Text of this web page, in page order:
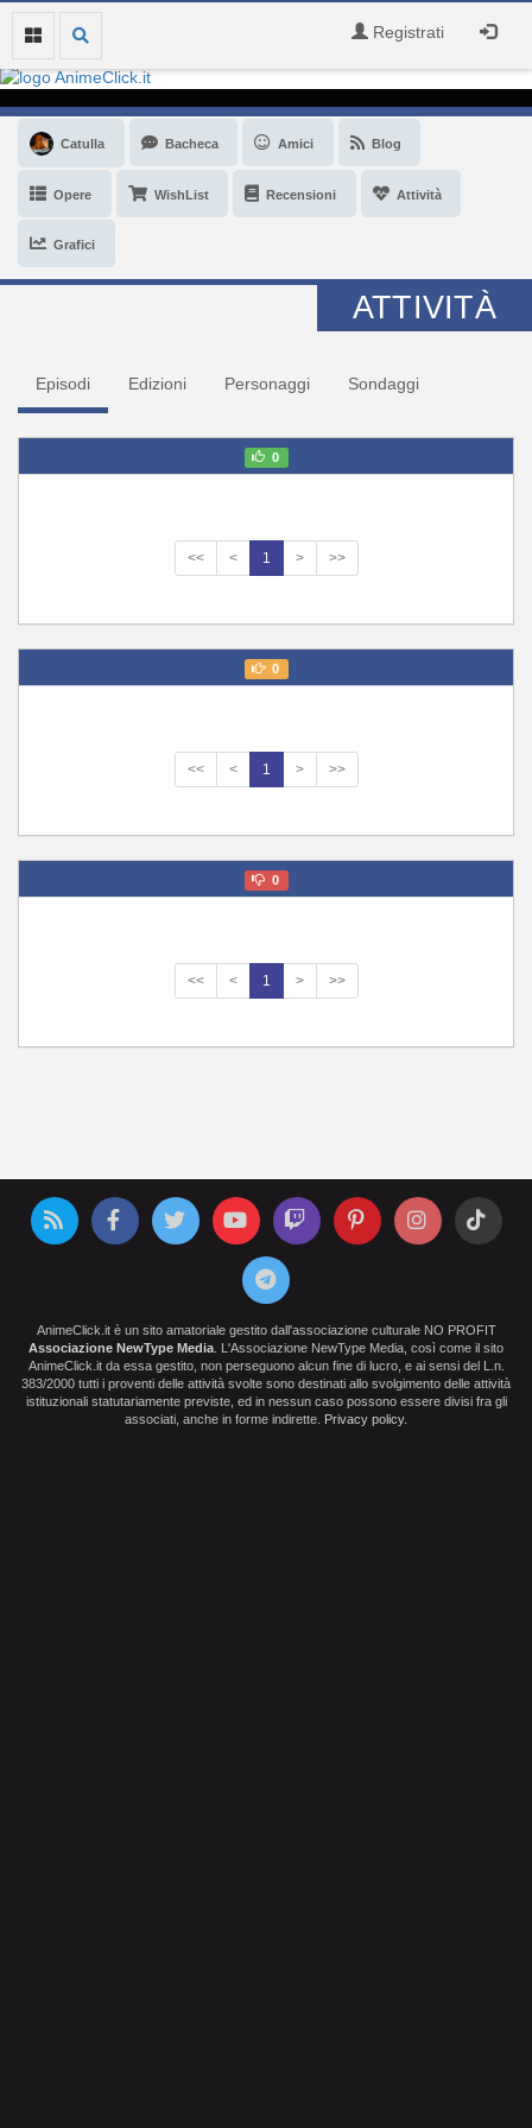
Registrati
Catulla Bacheca Amici Blog
Opere WishList Recensioni Attività
Grafici
ATTIVITÀ
Episodi Edizioni Personaggi Sondaggi
0
<< < 1 > >>
0
<< < 1 > >>
0
<< < 1 > >>
AnimeClick.it è un sito amatoriale gestito dall'associazione culturale NO PROFIT
Associazione NewType Media . L'Associazione NewType Media, così come il sito
AnimeClick.it da essa gestito, non perseguono alcun fine di lucro, e ai sensi del L.n.
383/2000 tutti i proventi delle attività svolte sono destinati allo svolgimento delle attività
istituzionali statutariamente previste, ed in nessun caso possono essere divisi fra gli
associati, anche in forme indirette.
Privacy policy.